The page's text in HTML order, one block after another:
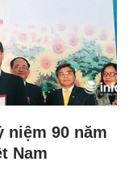
niệm 90 năm
Nam